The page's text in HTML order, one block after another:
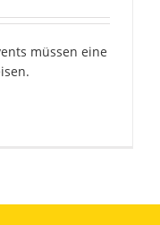
müssen eine